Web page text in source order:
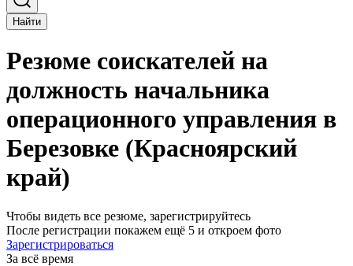
Найти
Резюме соискателей на
должность начальника
операционного управления в
Березовке (Красноярский
край)
Чтобы видеть все резюме, зарегистрируйтесь
После регистрации покажем ещё 5 и откроем фото
Зарегистрироваться
За всё время